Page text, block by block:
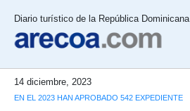
Diario turístico de la República Dominicana
14 diciembre, 2023
EN EL 2023 HAN APROBADO 542 EXPEDIENTE